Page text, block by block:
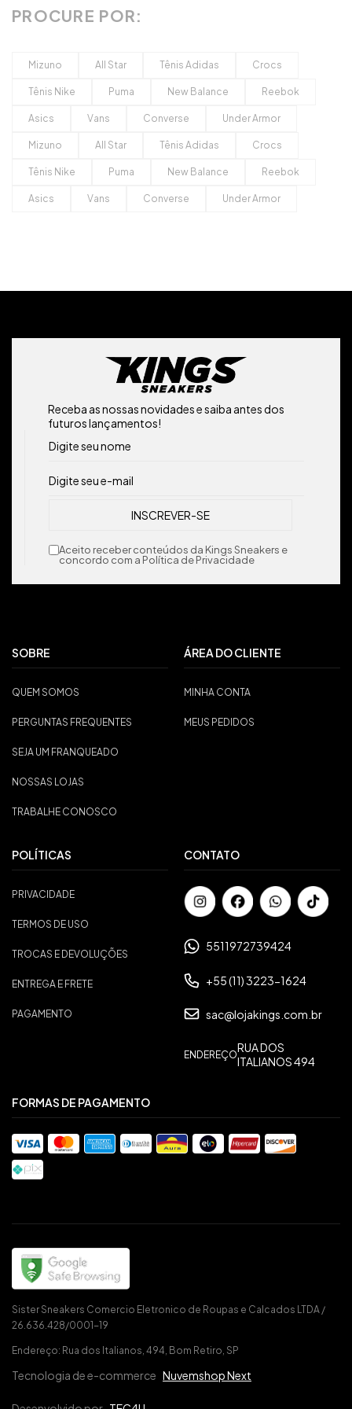
PROCURE POR:
Mizuno All Star Tênis Adidas Crocs
Tênis Nike Puma New Balance Reebok
Asics Vans Converse Under Armor
Mizuno All Star Tênis Adidas Crocs
Tênis Nike Puma New Balance Reebok
Asics Vans Converse Under Armor
Receba as nossas novidades e saiba antes dos
futuros lançamentos!
Aceito receber conteúdos da Kings Sneakers e
concordo com a Política de Privacidade
SOBRE
QUEM SOMOS
PERGUNTAS FREQUENTES
SEJA UM FRANQUEADO
NOSSAS LOJAS
TRABALHE CONOSCO
ÁREA DO CLIENTE
MINHA CONTA
MEUS PEDIDOS
POLÍTICAS
PRIVACIDADE
TERMOS DE USO
TROCAS E DEVOLUÇÕES
ENTREGA E FRETE
PAGAMENTO
CONTATO
5511972739424
+55 (11) 3223-1624
sac@lojakings.com.br
ENDEREÇORUA DOS
ITALIANOS 494
FORMAS DE PAGAMENTO
Sister Sneakers Comercio Eletronico de Roupas e Calcados LTDA /
26.636.428/0001-19
Endereço: Rua dos Italianos, 494, Bom Retiro, SP
Tecnologia de e-commerce Nuvemshop Next